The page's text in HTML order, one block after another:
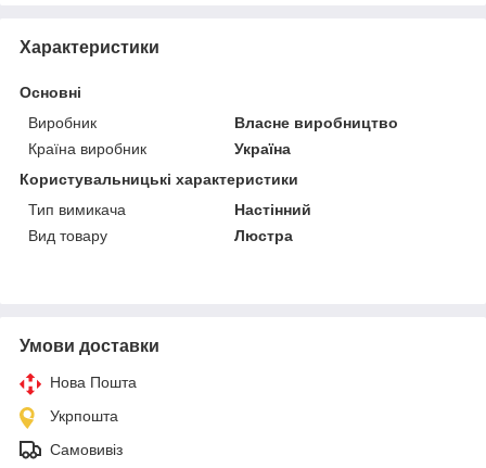
Характеристики
Основні
Виробник
Власне виробництво
Країна виробник
Україна
Користувальницькі характеристики
Тип вимикача
Настінний
Вид товару
Люстра
Умови доставки
Нова Пошта
Укрпошта
Самовивіз